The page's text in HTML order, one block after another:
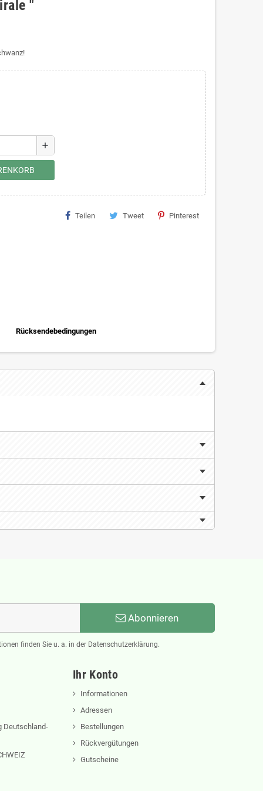
"
add
Teilen Tweet Pinterest
Rücksendebedingungen
Abonnieren
finden Sie u. a. in der Datenschutzerklärung.
Deutschland-
Ihr Konto
Informationen
Adressen
Bestellungen
Rückvergütungen
Gutscheine